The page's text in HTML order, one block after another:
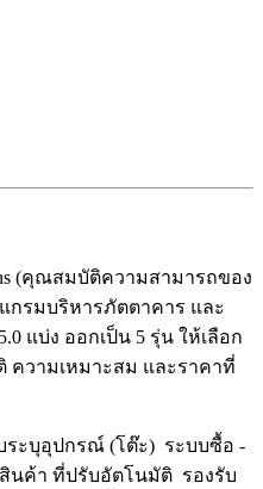
(คุณสมบัติความสามารถของ
กรมบริหารภัตตาคาร และ
แบ่ง ออกเป็น 5 รุ่น ให้เลือก
วามเหมาะสม และราคาที่
ระบุอุปกรณ์ (โต๊ะ) ระบบซื้อ -
นค้า ที่ปรับอัตโนมัติ รองรับ